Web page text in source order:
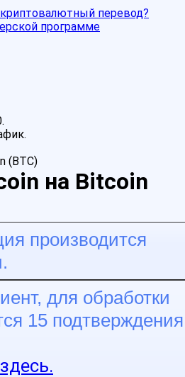
перевод?
программе
(BTC)
на Bitcoin
производится
для обработки
15 подтверждения
здесь.